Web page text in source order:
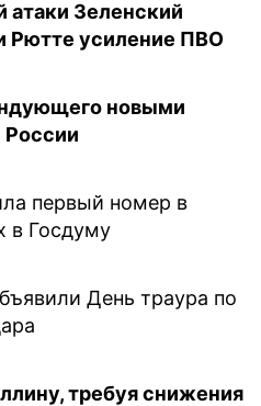
атаки Зеленский
Рютте усиление ПВО
новыми
первый номер в
в Госдуму
День траура по
требуя снижения